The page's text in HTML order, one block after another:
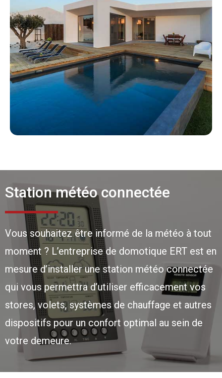
Station météo connectée
Vous souhaitez être informé de la météo à tout
moment ? L’entreprise de domotique ERT est en
mesure d’installer une station météo connectée
qui vous permettra d’utiliser efficacement vos
stores, volets, systèmes de chauffage et autres
dispositifs pour un confort optimal au sein de
votre demeure.